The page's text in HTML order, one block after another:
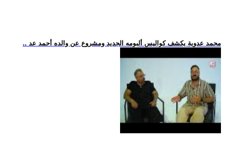
.. محمد عدوية يكشف كواليس ألبومه الجديد ومشروع عن والده أحمد عد